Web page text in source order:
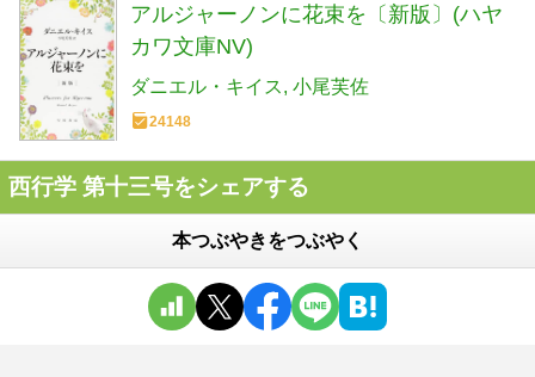
アルジャーノンに花束を〔新版〕(ハヤ
カワ文庫NV)
ダニエル・キイス 小尾芙佐
24148
西行学 第十三号をシェアする
本つぶやきをつぶやく